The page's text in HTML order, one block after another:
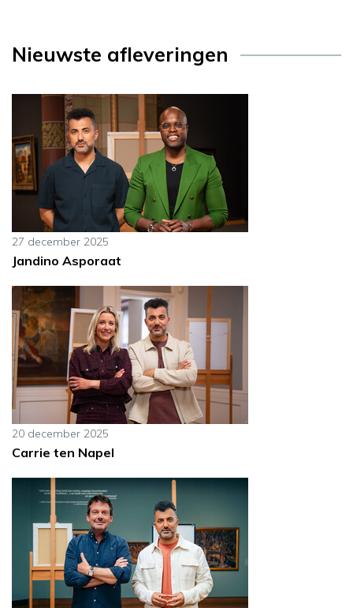
Nieuwste afleveringen
27 december 2025
Jandino Asporaat
20 december 2025
Carrie ten Napel